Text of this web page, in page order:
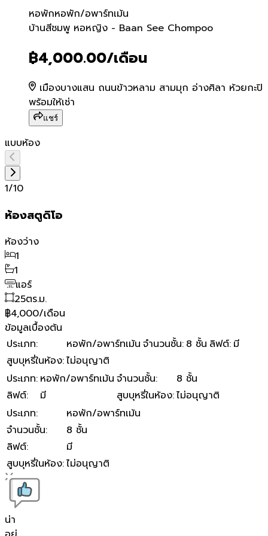
หอพักหอพัก/อพาร์ทเม้น
บ้านสีชมพู หอหญิง - Baan
บ้านสีชมพู หอหญิง - Baan See Chompoo
฿4,000.00/เดือน
เมืองบางแสน ถนนข้าวหลาม สามมุก อ่างศิลา ห้วยกะปิ
พร้อมให้เช่า
แชร์
แบบห้อง
1/10
ห้องสตูดิโอ
ห้องว่าง
1
1
แอร์
25ตร.ม.
฿4,000/เดือน
ข้อมูลเบื้องต้น
ประเภท: หอพัก/อพาร์ทเม้น จำนวนชั้น: 8 ชั้น ลิฟต์: มี
สูบบุหรี่ในห้อง:ไม่อนุญาติ
ประเภท: หอพัก/อพาร์ทเม้น จำนวนชั้น:
8 ชั้น
ลิฟต์: มี สูบบุหรี่ในห้อง:ไม่อนุญาติ
ประเภท:
หอพัก/อพาร์ทเม้น
จำนวนชั้น:
8 ชั้น
ลิฟต์:
มี
สูบบุหรี่ในห้อง:ไม่อนุญาติ
น่า